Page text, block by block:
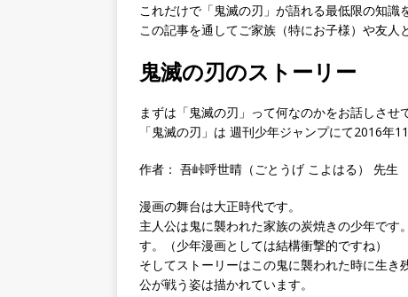
これだけで「鬼滅の刃」が語れる最低限の知識
この記事を通してご家族（特にお子様）や友人
鬼滅の刃のストーリー
まずは「鬼滅の刃」って何なのかをお話しさせ
「鬼滅の刃」は 週刊少年ジャンプにて2016年
作者： 吾峠呼世晴（ごとうげ こよはる） 先生
漫画の舞台は大正時代です。
主人公は鬼に襲われた家族の炭焼きの少年で
す。（少年漫画としては結構衝撃的ですね）
そしてストーリーはこの鬼に襲われた時に生
公が戦う姿は描かれています。